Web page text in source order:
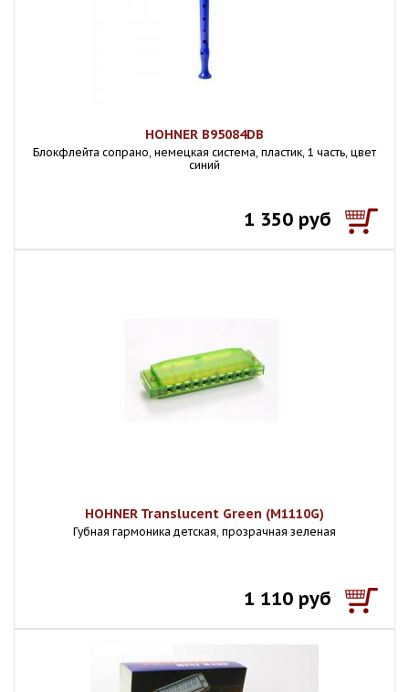
HOHNER B95084DB
Блокфлейта сопрано, немецкая система, пластик, 1 часть, цвет
синий
1 350 руб
HOHNER Translucent Green (M1110G)
Губная гармоника детская, прозрачная зеленая
1 110 руб